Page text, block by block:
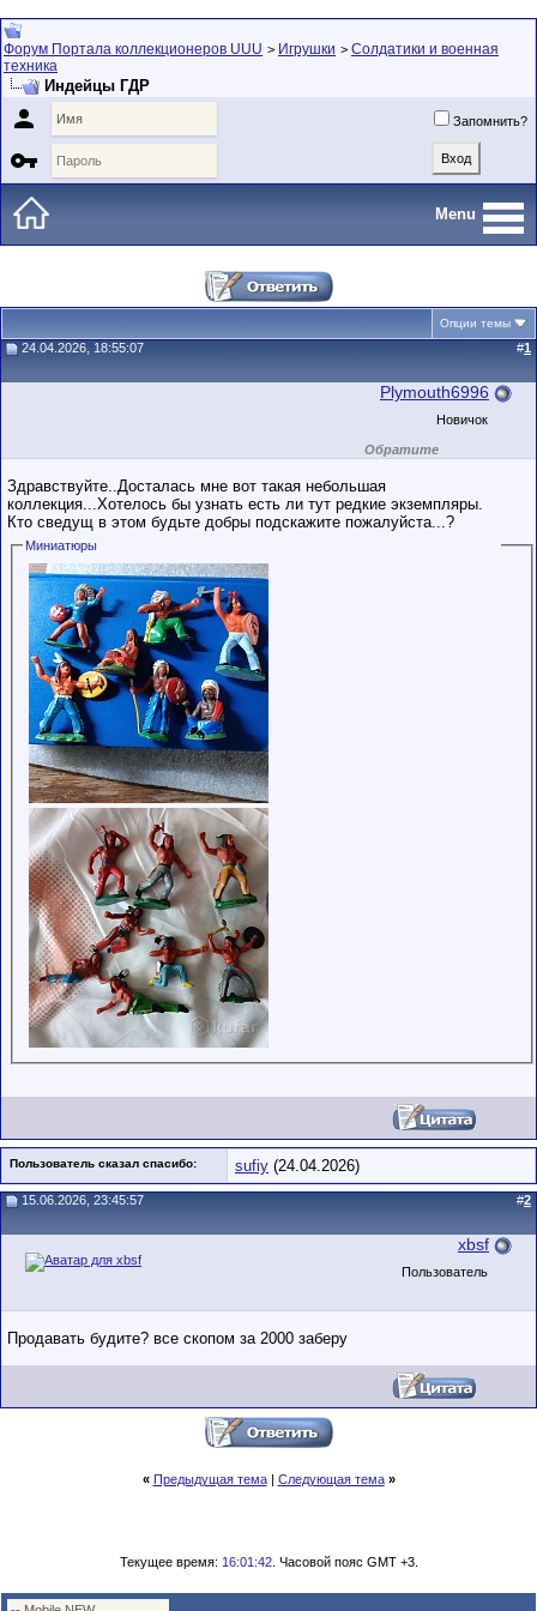
Форум Портала коллекционеров UUU > Игрушки > Солдатики и военная
техника
Индейцы ГДР
 Запомнить?

Menu
Опции темы
24.04.2026, 18:55:07 #1
Plymouth6996
Новичок
Обратите
внимание на
пользователя на
этом форуме.
Сделки с
пользователями,
Здравствуйте..Досталась мне вот такая небольшая
коллекция...Хотелось бы узнать есть ли тут редкие экземпляры.
Кто сведущ в этом будьте добры подскажите пожалуйста...?
Миниатюры
Пользователь сказал cпасибо: sufiy (24.04.2026)
15.06.2026, 23:45:57 #2
xbsf
Пользователь
Продавать будите? все скопом за 2000 заберу
« Предыдущая тема| Следующая тема »
Текущее время: 16:01:42. Часовой пояс GMT +3.